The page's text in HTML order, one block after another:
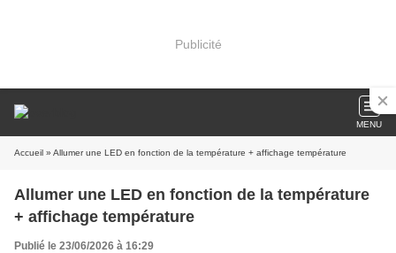
Publicité
MENU
Accueil » Allumer une LED en fonction de la température + affichage température
Allumer une LED en fonction de la température
+ affichage température
Publié le 23/06/2026 à 16:29